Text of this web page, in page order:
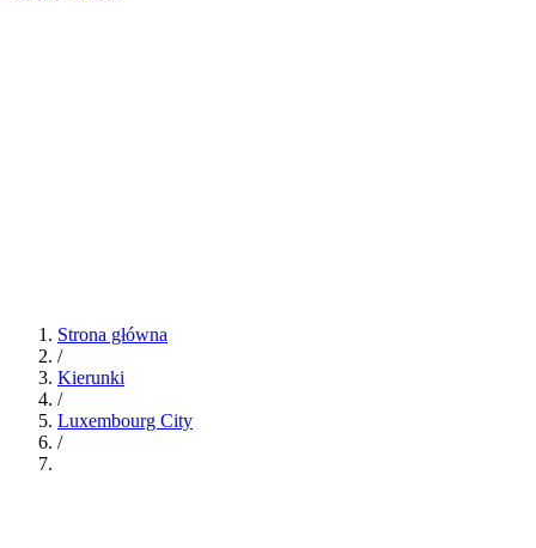
Strona główna
/
Kierunki
/
Luxembourg City
/